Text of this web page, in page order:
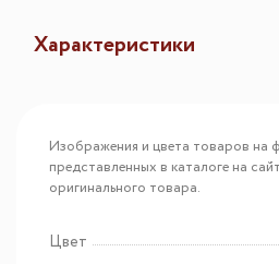
Характеристики
Изображения и цвета товаров на
представленных в каталоге на
оригинального товара.
Цвет